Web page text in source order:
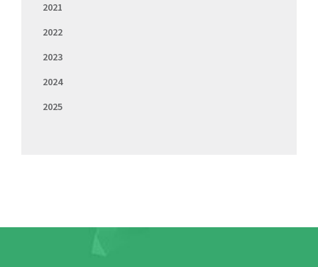
2021
2022
2023
2024
2025